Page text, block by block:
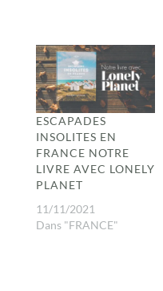
ESCAPADES
INSOLITES EN
FRANCE NOTRE
LIVRE AVEC LONELY
PLANET
11/11/2021
Dans "FRANCE"